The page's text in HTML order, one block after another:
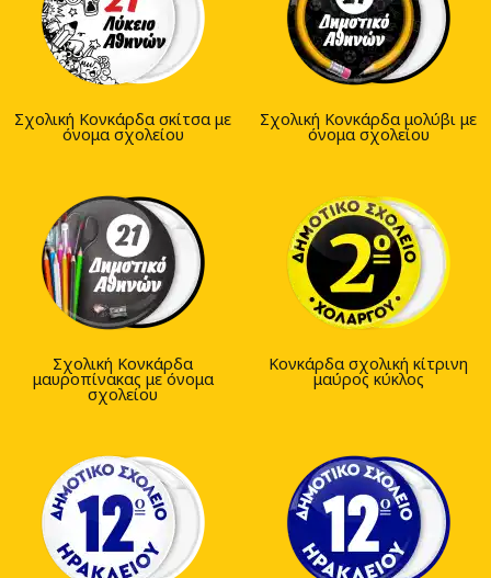
Σχολική Κονκάρδα σκίτσα με
όνομα σχολείου
Σχολική Κονκάρδα μολύβι με
όνομα σχολείου
Σχολική Κονκάρδα
μαυροπίνακας με όνομα
σχολείου
Κονκάρδα σχολική κίτρινη
μαύρος κύκλος